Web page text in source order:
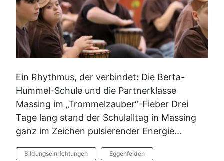
Ein Rhythmus, der verbindet: Die Berta-
Hummel-Schule und die Partnerklasse
Massing im „Trommelzauber“-Fieber Drei
Tage lang stand der Schulalltag in Massing
ganz im Zeichen pulsierender Energie...
Bildungseinrichtungen Eggenfelden